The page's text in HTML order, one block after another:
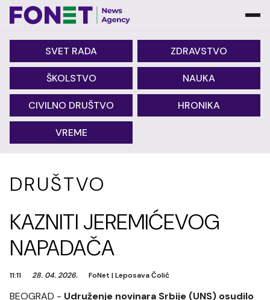
SVET RADA ZDRAVSTVO
ŠKOLSTVO NAUKA
CIVILNO DRUŠTVO HRONIKA
VREME
DRUŠTVO
KAZNITI JEREMIĆEVOG
NAPADAČA
11:11 28. 04. 2026. FoNet |Leposava Čolić
BEOGRAD - Udruženje novinara Srbije (UNS) osudilo